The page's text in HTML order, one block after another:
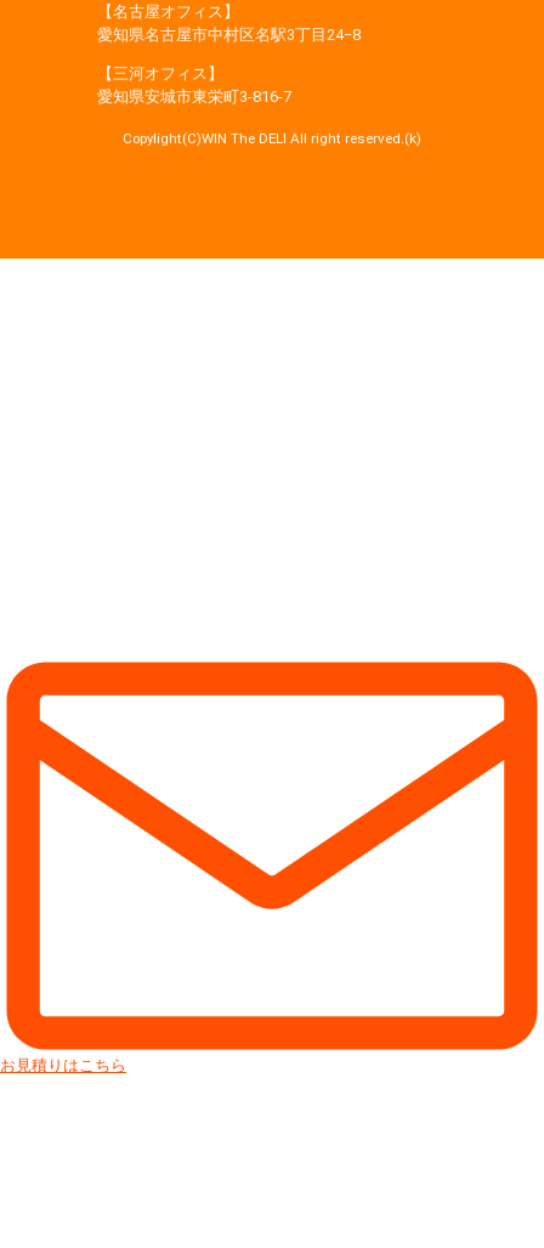
【名古屋オフィス】
愛知県名古屋市中村区名駅3丁目24−8
【三河オフィス】
愛知県安城市東栄町3‐816‐7
Copylight(C)WIN The DELI All right reserved.(k)
お見積りはこちら